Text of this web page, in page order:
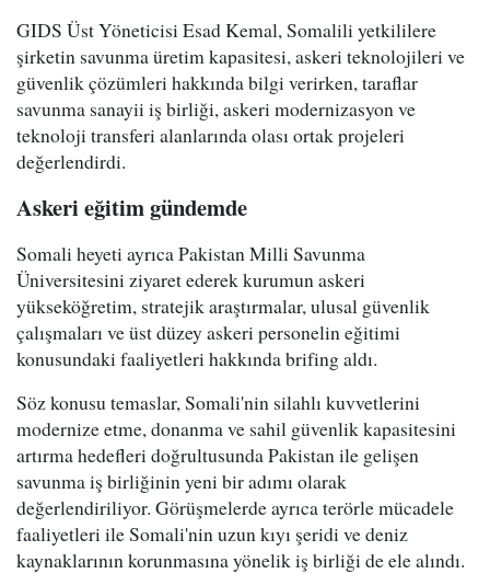
GIDS Üst Yöneticisi Esad Kemal, Somalili yetkililere
şirketin savunma üretim kapasitesi, askeri teknolojileri ve
güvenlik çözümleri hakkında bilgi verirken, taraflar
savunma sanayii iş birliği, askeri modernizasyon ve
teknoloji transferi alanlarında olası ortak projeleri
değerlendirdi.
Askeri eğitim gündemde
Somali heyeti ayrıca Pakistan Milli Savunma
Üniversitesini ziyaret ederek kurumun askeri
yükseköğretim, stratejik araştırmalar, ulusal güvenlik
çalışmaları ve üst düzey askeri personelin eğitimi
konusundaki faaliyetleri hakkında brifing aldı.
Söz konusu temaslar, Somali'nin silahlı kuvvetlerini
modernize etme, donanma ve sahil güvenlik kapasitesini
artırma hedefleri doğrultusunda Pakistan ile gelişen
savunma iş birliğinin yeni bir adımı olarak
değerlendiriliyor. Görüşmelerde ayrıca terörle mücadele
faaliyetleri ile Somali'nin uzun kıyı şeridi ve deniz
kaynaklarının korunmasına yönelik iş birliği de ele alındı.